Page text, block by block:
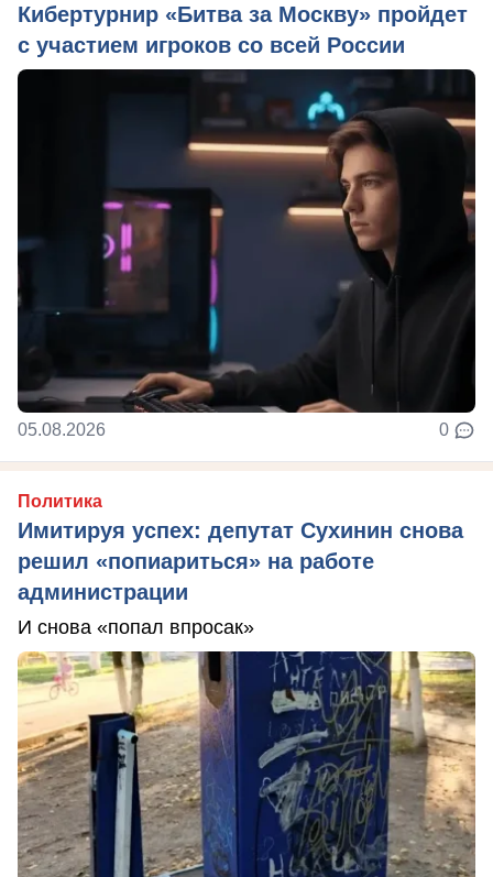
Кибертурнир «Битва за Москву» пройдет
с участием игроков со всей России
05.08.2026 0
Политика
Имитируя успех: депутат Сухинин снова
решил «попиариться» на работе
администрации
И снова «попал впросак»